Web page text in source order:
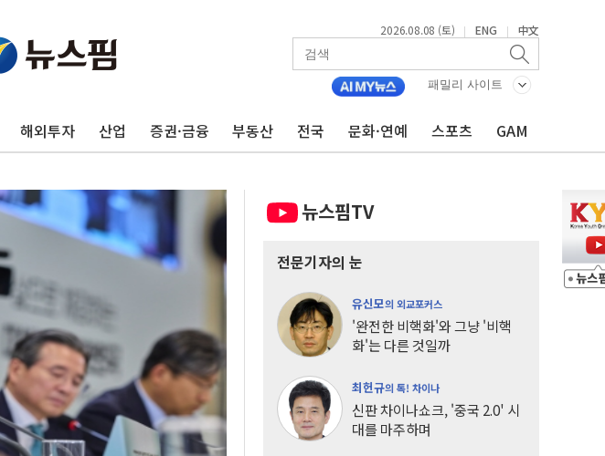
2026.08.08 (토) | ENG | 中文
패밀리 사이트
해외투자 산업 증권·금융 부동산 전국 문화·연예 스포츠 GAM
뉴스핌TV
전문기자의 눈
유신모의 외교포커스
'완전한 비핵화'와 그냥 '비핵
화'는 다른 것일까
최헌규의 톡! 차이나
신판 차이나쇼크, '중국 2.0' 시
대를 마주하며